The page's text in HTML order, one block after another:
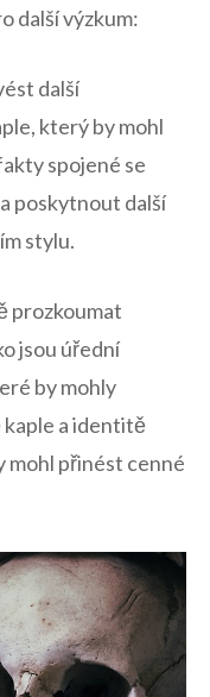
další výzkum:
další
který by mohl
spojené se
poskytnout další‍
stylu.
prozkoumat
jsou úřední
by ​mohly
‌a identitě
mohl přinést‌ cenné